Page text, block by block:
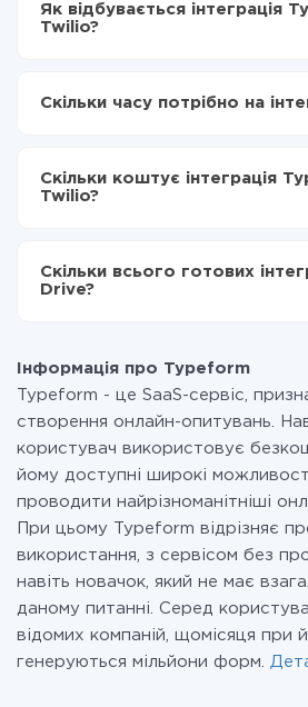
Як відбувається інтеграція
Twilio?
Вибираєте які дані
Тепер дані будуть
Typeform в Twilio
Скільки часу потрібно на
становити від 5-ти до 30-хвилин.
налаштування займає 10-15 хвилин.
Скільки коштує інтеграція
Twilio?
Ви оплачуєте лише кількість
передаються з однієї вашої
при необхідності. Детальніше про
Скільки всього готових
Drive?
Інформація про Typeform
Typeform - це SaaS-сервіс,
створення онлайн-опитувань.
користувач використовує
йому доступні широкі
проводити найрізноманітніші
При цьому Typeform відрізняє
використання, з сервісом без
навіть новачок, який не має
даному питанні. Серед
відомих компаній, щомісяця при
генеруються мільйони форм.